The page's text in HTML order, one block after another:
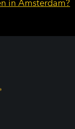
in Amsterdam?